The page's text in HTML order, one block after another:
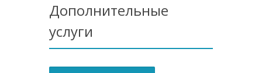
Дополнительные
услуги